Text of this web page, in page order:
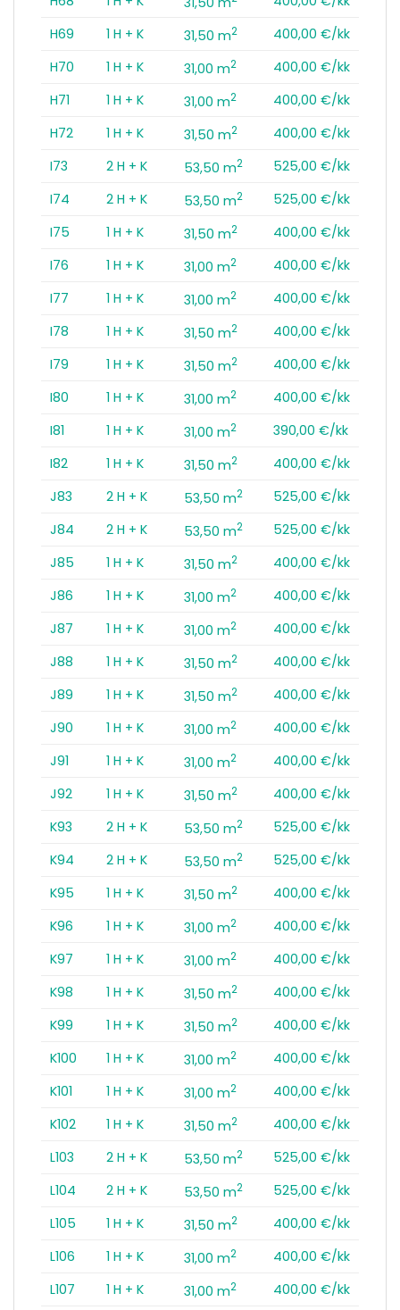
H69
1 H + K 31,50 m2
400,00 €/kk
H70
1 H + K 31,00 m2
400,00 €/kk
H71
1 H + K 31,00 m2
400,00 €/kk
H72
1 H + K 31,50 m2
400,00 €/kk
I73
2 H + K 53,50 m2
525,00 €/kk
I74
2 H + K 53,50 m2
525,00 €/kk
I75
1 H + K 31,50 m2
400,00 €/kk
I76
1 H + K 31,00 m2
400,00 €/kk
I77
1 H + K 31,00 m2
400,00 €/kk
I78
1 H + K 31,50 m2
400,00 €/kk
I79
1 H + K 31,50 m2
400,00 €/kk
I80
1 H + K 31,00 m2
400,00 €/kk
I81
1 H + K 31,00 m2
390,00 €/kk
I82
1 H + K 31,50 m2
400,00 €/kk
J83
2 H + K 53,50 m2
525,00 €/kk
J84
2 H + K 53,50 m2
525,00 €/kk
J85
1 H + K 31,50 m2
400,00 €/kk
J86
1 H + K 31,00 m2
400,00 €/kk
J87
1 H + K 31,00 m2
400,00 €/kk
J88
1 H + K 31,50 m2
400,00 €/kk
J89
1 H + K 31,50 m2
400,00 €/kk
J90
1 H + K 31,00 m2
400,00 €/kk
J91
1 H + K 31,00 m2
400,00 €/kk
J92
1 H + K 31,50 m2
400,00 €/kk
K93
2 H + K 53,50 m2
525,00 €/kk
K94
2 H + K 53,50 m2
525,00 €/kk
K95
1 H + K 31,50 m2
400,00 €/kk
K96
1 H + K 31,00 m2
400,00 €/kk
K97
1 H + K 31,00 m2
400,00 €/kk
K98
1 H + K 31,50 m2
400,00 €/kk
K99
1 H + K 31,50 m2
400,00 €/kk
K100
1 H + K 31,00 m2
400,00 €/kk
K101
1 H + K 31,00 m2
400,00 €/kk
K102
1 H + K 31,50 m2
400,00 €/kk
L103
2 H + K 53,50 m2
525,00 €/kk
L104
2 H + K 53,50 m2
525,00 €/kk
L105
1 H + K 31,50 m2
400,00 €/kk
L106
1 H + K 31,00 m2
400,00 €/kk
L107
1 H + K 31,00 m2
400,00 €/kk